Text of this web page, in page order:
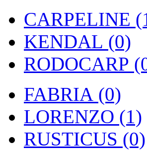
CARPELINE
KENDAL (0)
RODOCARP
FABRIA (0)
LORENZO (1)
RUSTICUS (0)